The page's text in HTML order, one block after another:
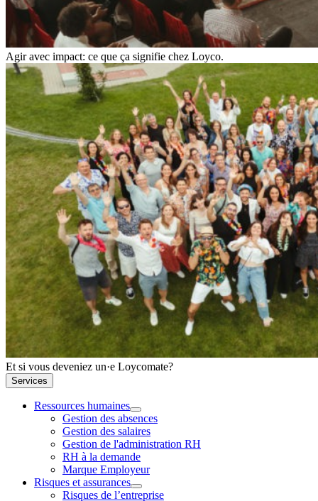
Agir avec impact: ce que ça signifie chez Loyco.
Et si vous deveniez un·e Loycomate?
Services
Ressources humaines
Gestion des absences
Gestion des salaires
Gestion de l'administration RH
RH à la demande
Marque Employeur
Risques et assurances
Risques de l’entreprise